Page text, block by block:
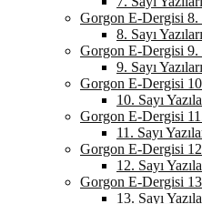
Gorgon E-Dergisi 8.
8. Sayı Yazıları
Gorgon E-Dergisi 9.
9. Sayı Yazıları
Gorgon E-Dergisi
10. Sayı
Gorgon E-Dergisi
11. Sayı
Gorgon E-Dergisi
12. Sayı
Gorgon E-Dergisi
13. Sayı